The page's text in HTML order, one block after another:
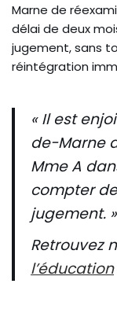
Marne de
délai de deux
jugement, sans
réintégration
« Il est
de-Marne
Mme A
compter
jugement. »
Retrouvez
l’éducation